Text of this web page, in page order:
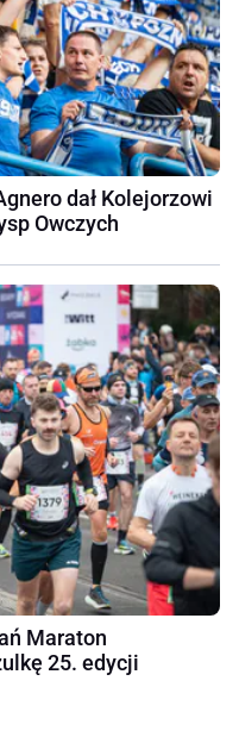
dał Kolejorzowi
Owczych
Maraton
25. edycji